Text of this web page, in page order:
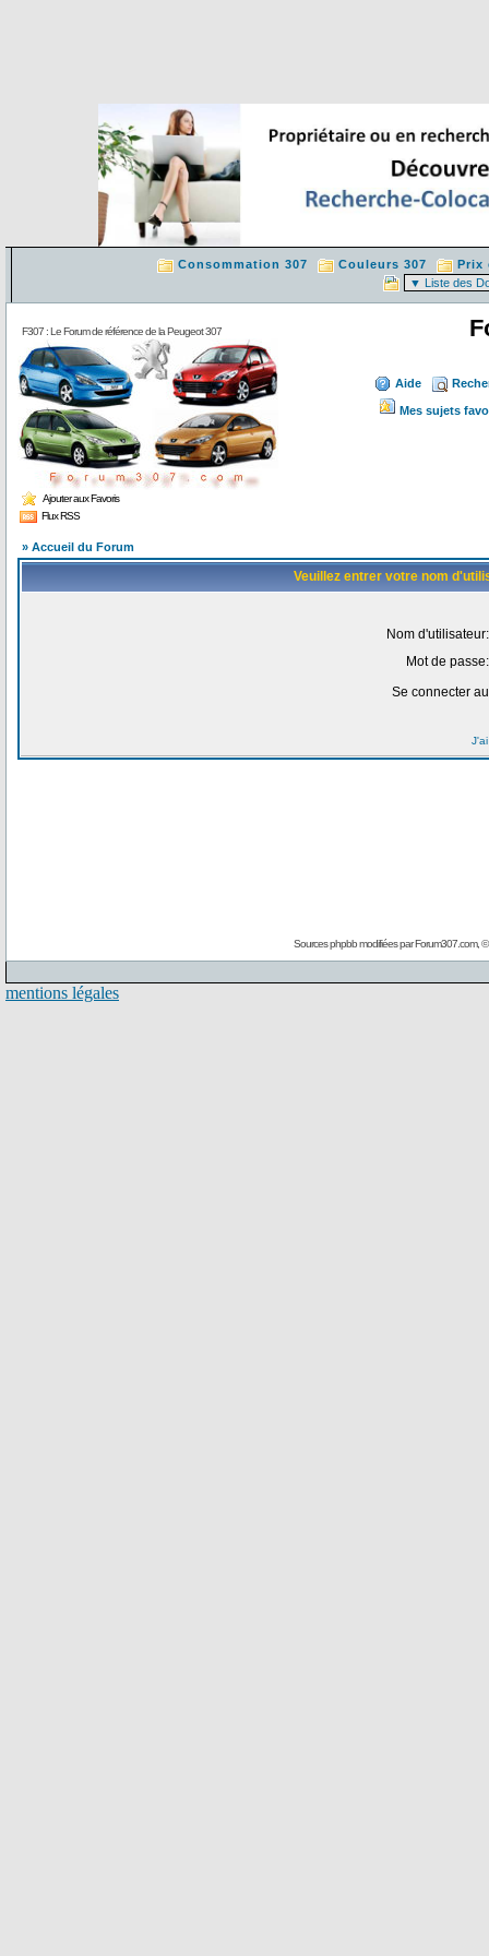
Consommation 307 Couleurs 307 Prix
F307 : Le Forum de référence de la Peugeot 307
Ajouter aux Favoris
Flux RSS
Aide
Mes sujets
» Accueil du Forum
Veuillez entrer votre nom
Nom d'utilisateur:
Mot de passe:
Se connecter
Sources phpbb modifiées parForum307.com, ©
mentions légales